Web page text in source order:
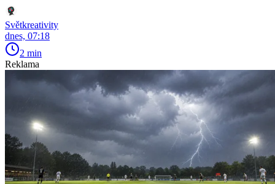
Světkreativity
dnes, 07:18
2 min
Reklama